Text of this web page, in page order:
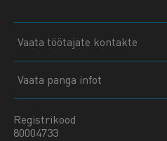
Vaata töötajate kontakte
Vaata panga infot
Registrikood
80004733